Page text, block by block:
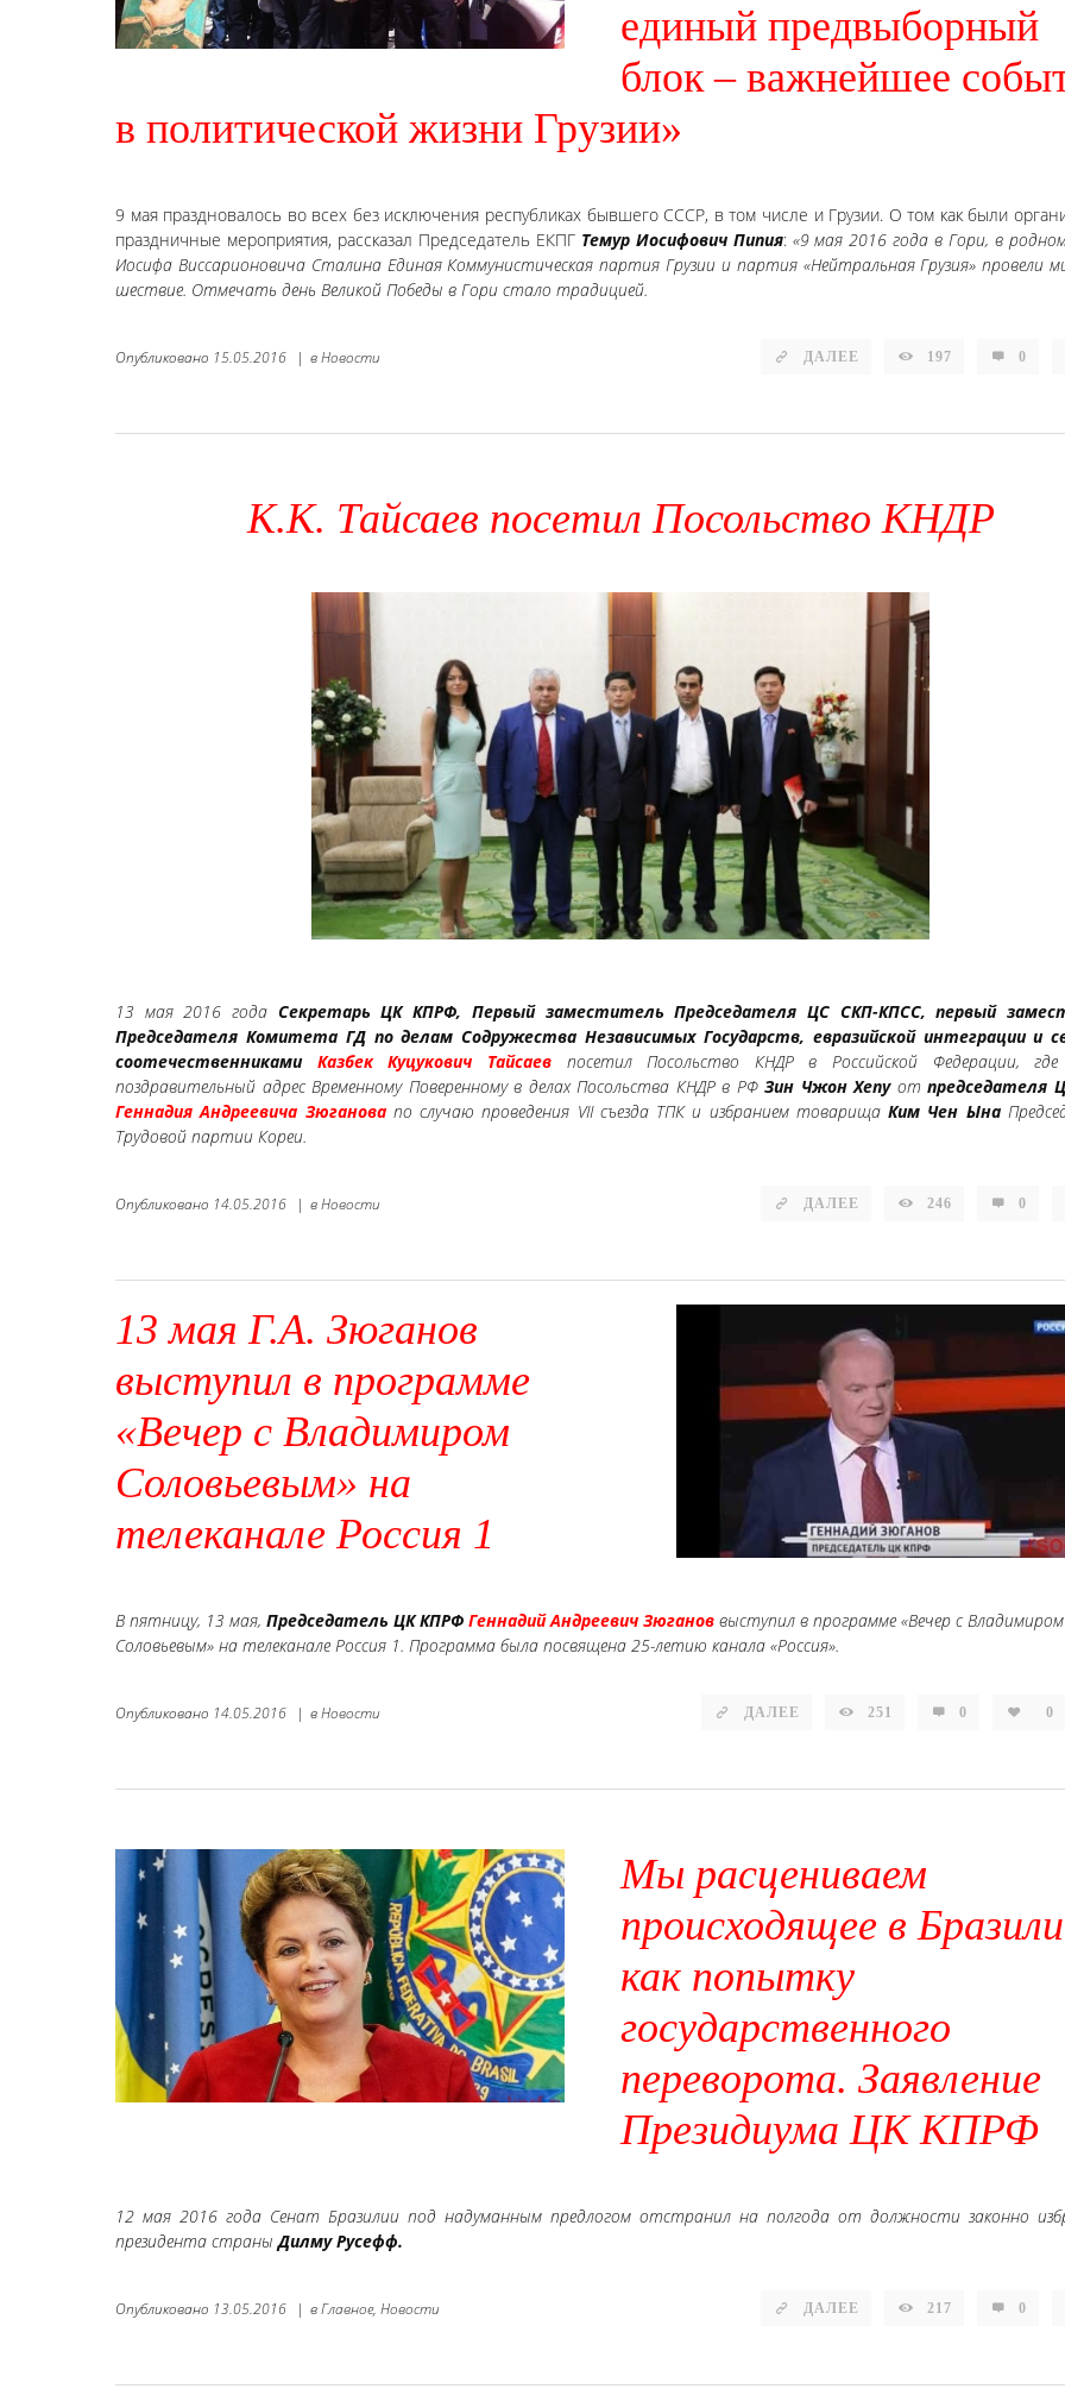
единый предвыборный
блок – важнейшее
в политической жизни Грузии»
9 мая праздновалось во всех без исключения республиках бывшего СССР, в том числе и Грузии. О том как были
праздничные мероприятия, рассказал Председатель ЕКПГ Темур Иосифович Пипия: «9 мая 2016 года в Гори, в
Иосифа Виссарионовича Сталина Единая Коммунистическая партия Грузии и партия «Нейтральная Грузия» провели
шествие. Отмечать день Великой Победы в Гори стало традицией.
ДАЛЕЕ 197 0
Опубликовано 15.05.2016 | вНовости
К.К. Тайсаев посетил Посольство КНДР
13 мая 2016 года Секретарь ЦК КПРФ, Первый заместитель Председателя ЦС СКП-КПСС, первый
Председателя Комитета ГД по делам Содружества Независимых Государств, евразийской интеграции и
соотечественниками Казбек Куцукович Тайсаевпосетил Посольство КНДР в Российской Федерации, где
поздравительный адрес Временному Поверенному в делах Посольства КНДР в РФ Зин Чжон Хепуот председателя
Геннадия Андреевича Зюгановапо случаю проведения VII съезда ТПК и избранием товарищаКим Чен Ына
Трудовой партии Кореи.
ДАЛЕЕ 246 0
Опубликовано 14.05.2016 | вНовости
13 мая Г.А. Зюганов
выступил в программе
«Вечер с Владимиром
Соловьевым» на
телеканале Россия 1
В пятницу, 13 мая, Председатель ЦК КПРФ Геннадий Андреевич Зюганов выступил в программе «Вечер с Владимиром
Соловьевым» на телеканале Россия 1. Программа была посвящена 25-летию канала «Россия».
ДАЛЕЕ 251 0 0
Опубликовано 14.05.2016 | вНовости
Мы расцениваем
происходящее в
как попытку
государственного
переворота. Заявление
Президиума ЦК КПРФ
12 мая 2016 года Сенат Бразилии под надуманным предлогом отстранил на полгода от должности законно
президента страныДилму Русефф.
ДАЛЕЕ 217 0
Опубликовано 13.05.2016 | вГлавное, Новости